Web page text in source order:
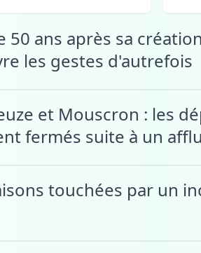
50 ans après sa
les gestes d'autrefois
et Mouscron : les
fermés suite à un
touchées par un